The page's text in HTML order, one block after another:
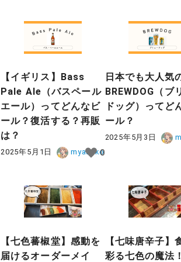
【イギリス】Bass
Pale Ale（バスペール
エール）ってどんなビ
ール？復活する？再販
は？
2025年5月1日 myaaako
0
日本でも大人気
BREWDOG（ブ
ドッグ）ってど
ール？
2025年5月3日
【七色蕃椒堂】感動を
届けるオーダーメイ
【七味唐辛子】
彩る七色の魔法